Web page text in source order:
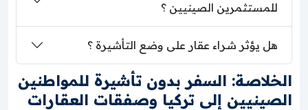
للمستثمرين الصينيين ؟
هل يؤثر شراء عقار على وضع التأشيرة ؟
الخلاصة: السفر بدون تأشيرة للمواطنين
الصينيين إلى تركيا وصفقات العقارات